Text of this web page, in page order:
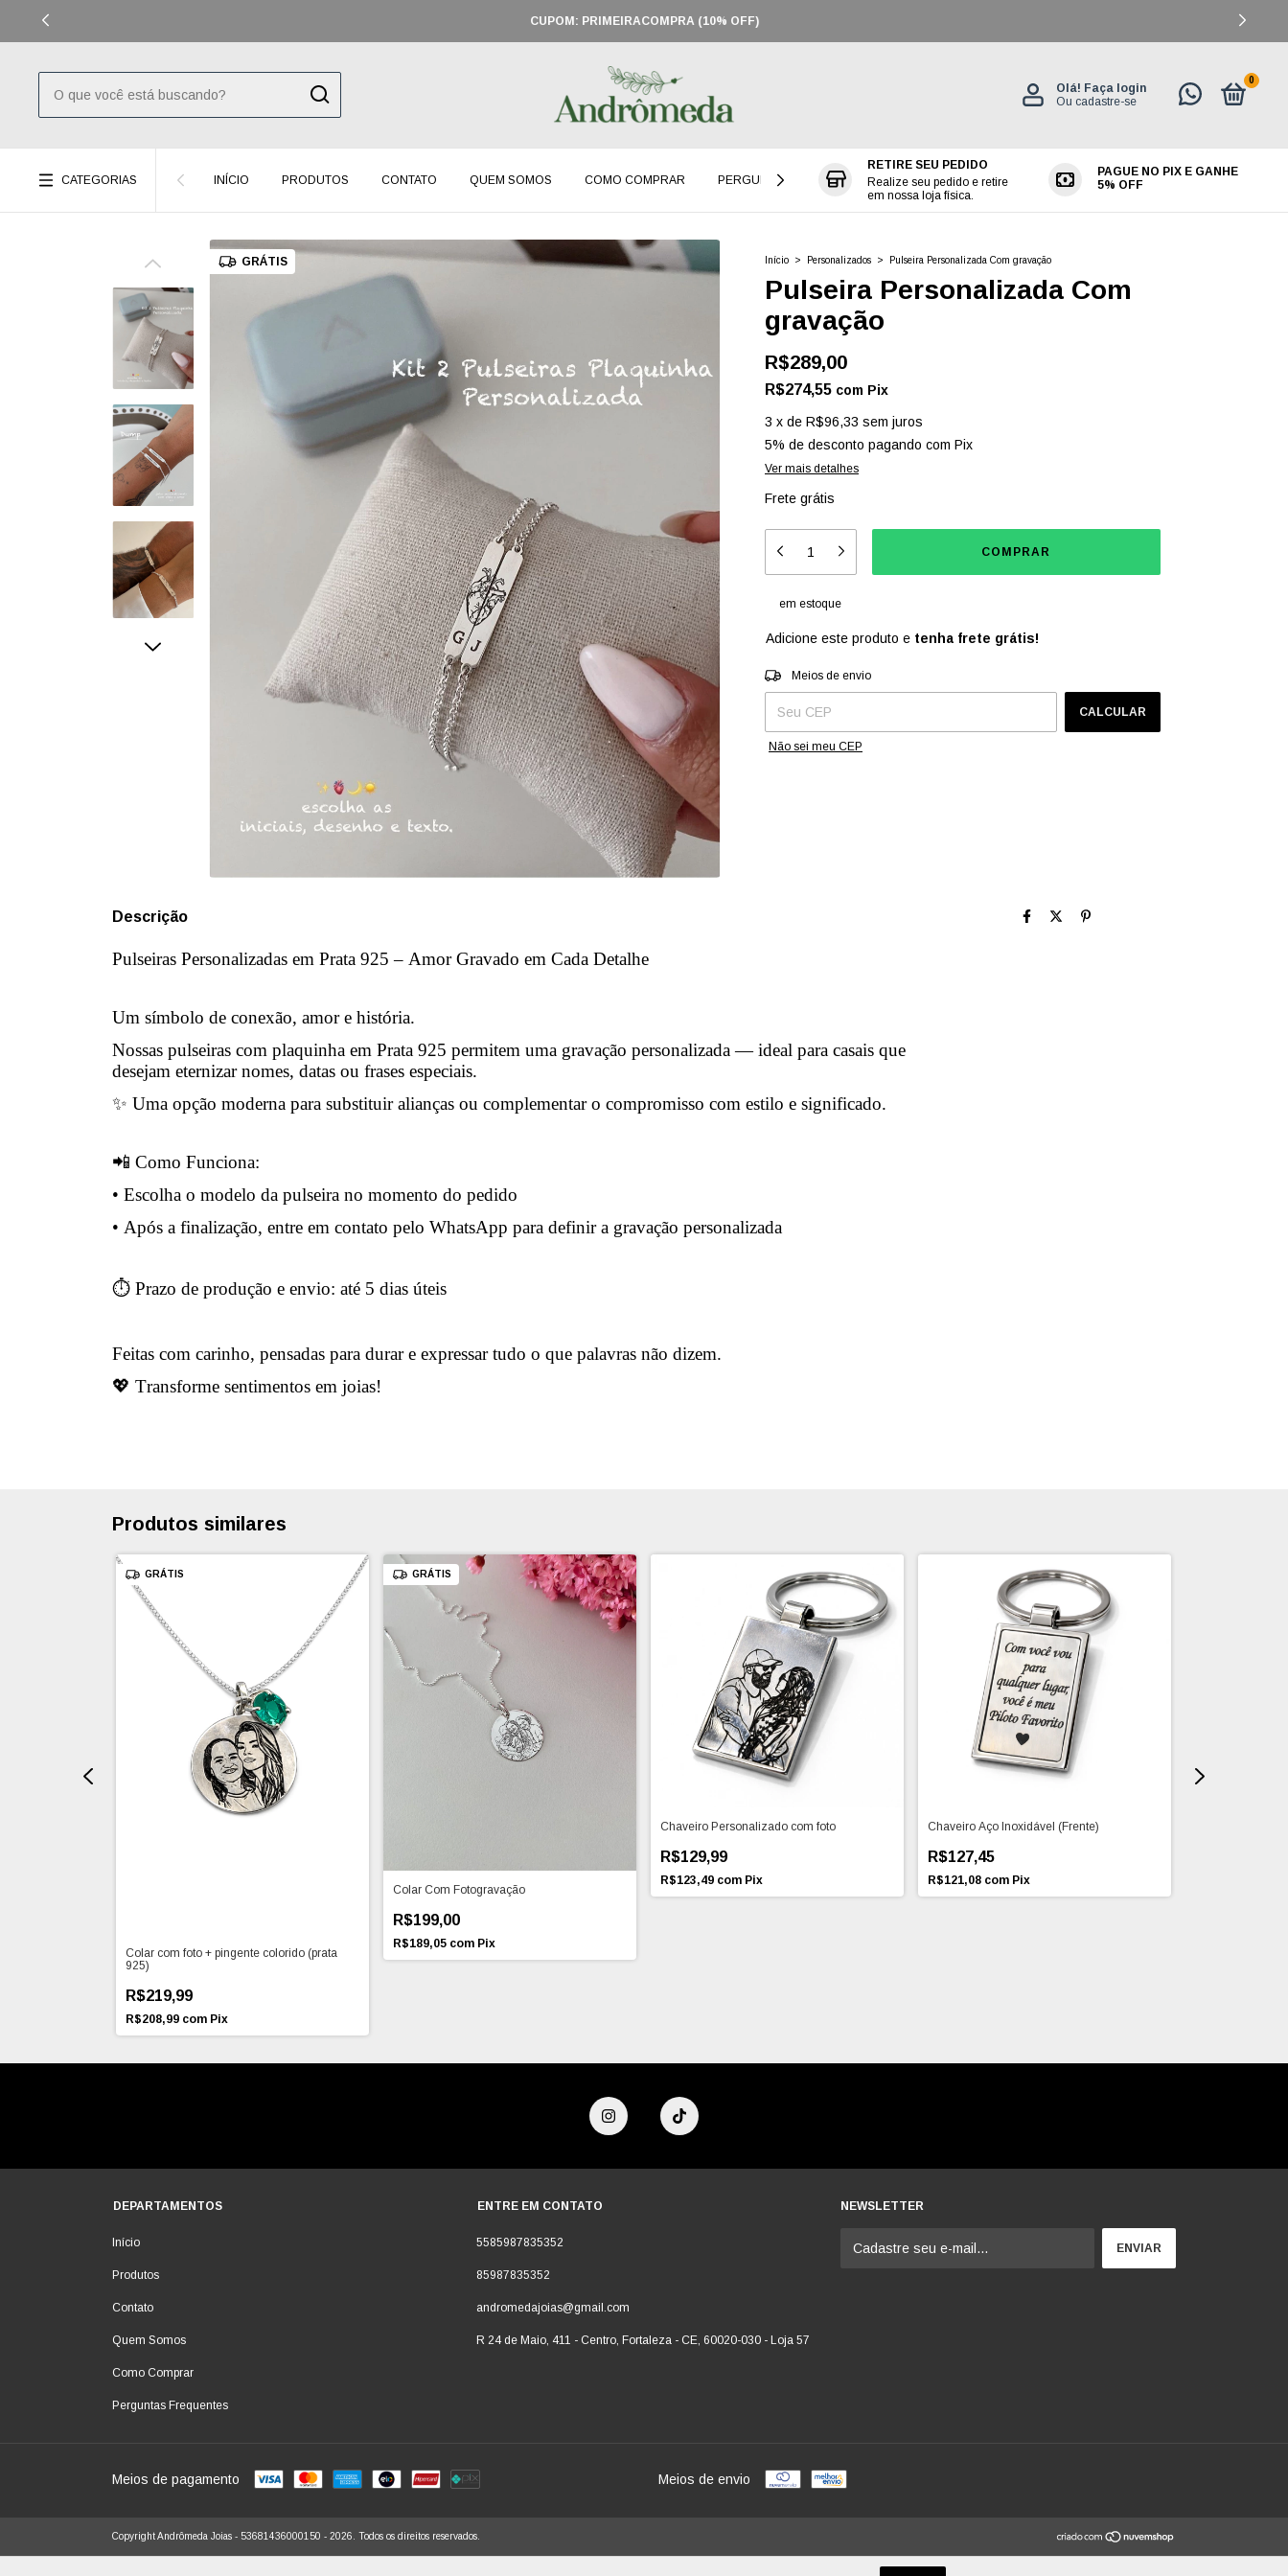
CUPOM: PRIMEIRACOMPRA (10% OFF)
Olá! Faça login
Ou cadastre-se
0
CATEGORIAS INÍCIO PRODUTOS CONTATO QUEM SOMOS COMO COMPRAR PERGUNTAS FREQUENTES
RETIRE SEU PEDIDO
Realize seu pedido e retire
em nossa loja física.
PAGUE NO PIX E GANHE
5% OFF
GRÁTIS Início > Personalizados > Pulseira Personalizada Com gravação
Pulseira Personalizada Com
gravação
R$289,00
R$274,55 com Pix
3 x de R$96,33 sem juros
5% de desconto pagando com Pix
Ver mais detalhes
Frete grátis
em estoque
Adicione este produto e tenha frete grátis!
Entregas para o CEP:
Meios de envio
CALCULAR
Não sei meu CEP
Descrição
Pulseiras Personalizadas em Prata 925 – Amor Gravado em Cada Detalhe
Um símbolo de conexão, amor e história.
Nossas pulseiras com plaquinha em Prata 925 permitem uma gravação personalizada — ideal para casais que
desejam eternizar nomes, datas ou frases especiais.
✨ Uma opção moderna para substituir alianças ou complementar o compromisso com estilo e significado.
📲 Como Funciona:
• Escolha o modelo da pulseira no momento do pedido
• Após a finalização, entre em contato pelo WhatsApp para definir a gravação personalizada
⏱ Prazo de produção e envio: até 5 dias úteis
Feitas com carinho, pensadas para durar e expressar tudo o que palavras não dizem.
💖 Transforme sentimentos em joias!
Produtos similares
GRÁTIS
Colar com foto + pingente colorido (prata
925)
R$219,99
R$208,99 com Pix
GRÁTIS
Colar Com Fotogravação
R$199,00
R$189,05 com Pix
Chaveiro Personalizado com foto
R$129,99
R$123,49 com Pix
Chaveiro Aço Inoxidável (Frente)
R$127,45
R$121,08 com Pix
DEPARTAMENTOS
Início
Produtos
Contato
Quem Somos
Como Comprar
Perguntas Frequentes
ENTRE EM CONTATO
5585987835352
85987835352
andromedajoias@gmail.com
R 24 de Maio, 411 - Centro, Fortaleza - CE, 60020-030 - Loja 57
NEWSLETTER
Meios de pagamento Meios de envio
Copyright Andrômeda Joias - 53681436000150 - 2026. Todos os direitos reservados.